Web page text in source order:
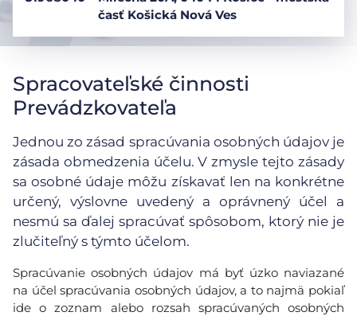
časť Košická Nová Ves
Spracovateľské činnosti
Prevádzkovateľa
Jednou zo zásad spracúvania osobných údajov je
zásada obmedzenia účelu. V zmysle tejto zásady
sa osobné údaje môžu získavať len na konkrétne
určený, výslovne uvedený a oprávnený účel a
nesmú sa ďalej spracúvať spôsobom, ktorý nie je
zlučiteľný s týmto účelom.
Spracúvanie osobných údajov má byť úzko naviazané
na účel spracúvania osobných údajov, a to najmä pokiaľ
ide o zoznam alebo rozsah spracúvaných osobných